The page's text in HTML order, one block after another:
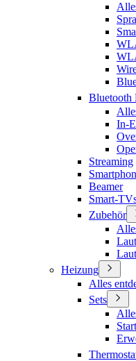
Bluetooth
In-
Streaming
Beamer
Smart-
Zubehör
Heizung
Alles
Sets